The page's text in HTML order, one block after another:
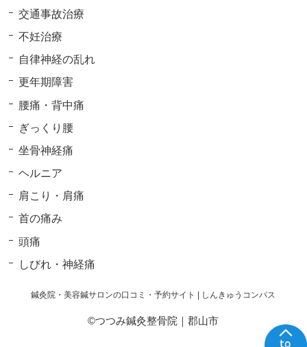
交通事故治療
不妊治療
自律神経の乱れ
更年期障害
腰痛・背中痛
ぎっくり腰
坐骨神経痛
ヘルニア
肩こり・肩痛
首の痛み
頭痛
しびれ・神経痛
鍼灸院・美容鍼サロンの口コミ・予約サイト | しんきゅうコンパス
©つつみ鍼灸整骨院｜郡山市